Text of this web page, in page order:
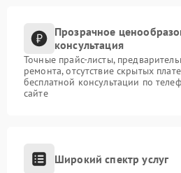
Прозрачное
консультация
Точные прайс-листы,
ремонта, отсутствие скрытых
бесплатной консультации по
сайте
Широкий спектр услуг